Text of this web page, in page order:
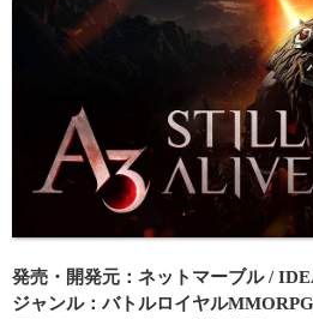
発売・開発元：ネットマーブル /
ジャンル：バトルロイヤルMMORPG